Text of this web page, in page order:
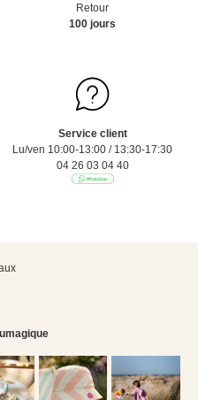
Retour
100 jours
Service client
Lu/ven 10:00-13:00 / 13:30-17:30
04 26 03 04 40